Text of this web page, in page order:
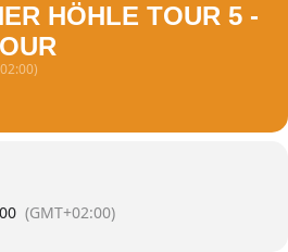
HÖHLE TOUR 5 -
(GMT+02:00)